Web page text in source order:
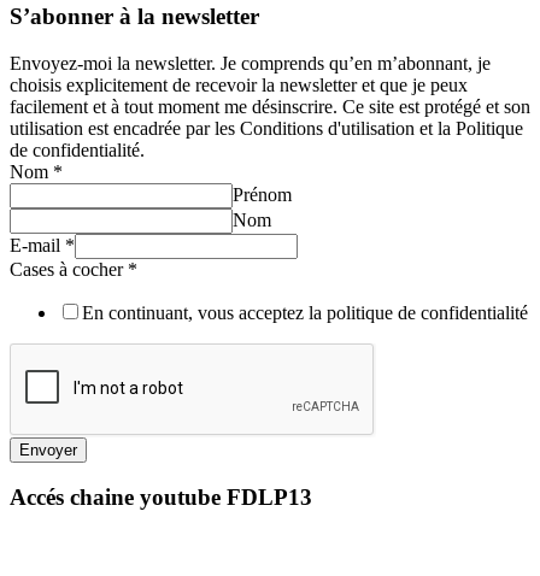
S’abonner à la newsletter
Envoyez-moi la newsletter. Je comprends qu’en m’abonnant, je
choisis explicitement de recevoir la newsletter et que je peux
facilement et à tout moment me désinscrire. Ce site est protégé et son
utilisation est encadrée par les Conditions d'utilisation et la Politique
de confidentialité.
Nom *
Prénom
Nom
E-mail *
Cases à cocher *
En continuant, vous acceptez la politique de confidentialité
Envoyer
Accés chaine youtube FDLP13